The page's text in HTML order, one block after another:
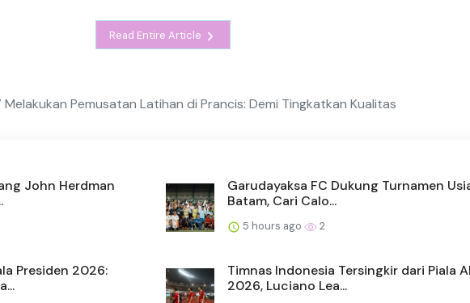
Read Entire Article
Pemusatan Latihan di Prancis: Demi Tingkatkan Kualitas
John Herdman
Garudayaksa FC Dukung Turnamen
Batam, Cari Calo...
5 hours ago 2
Presiden 2026:
Timnas Indonesia Tersingkir dari Piala
2026, Luciano Lea...